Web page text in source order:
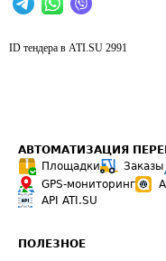
ID тендера в ATI.SU 2991
АВТОМАТИЗАЦИЯ
Площадки
Заказы
GPS-мониторинг
API ATI.SU
ПОЛЕЗНОЕ